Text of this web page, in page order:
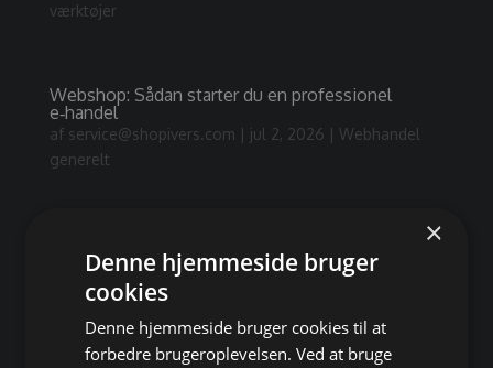
værktøjer
Webshop: Sådan starter du en professionel
e‑handel
af service@shopivers.com | jul 2, 2026 | Webhandel
generelt
Professionel webshop kontra min fætter hjælper
mig med webshop
service@shopivers.com
Webhandel
×
Denne hjemmeside bruger
cookies
Denne hjemmeside bruger cookies til at
forbedre brugeroplevelsen. Ved at bruge